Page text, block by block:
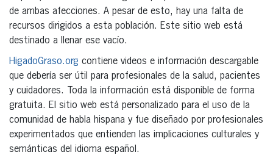
de ambas afecciones. A pesar de esto, hay una falta de
recursos dirigidos a esta población. Este sitio web está
destinado a llenar ese vacío.
HigadoGraso.org contiene videos e información descargable
que debería ser útil para profesionales de la salud, pacientes
y cuidadores. Toda la información está disponible de forma
gratuita. El sitio web está personalizado para el uso de la
comunidad de habla hispana y fue diseñado por profesionales
experimentados que entienden las implicaciones culturales y
semánticas del idioma español.